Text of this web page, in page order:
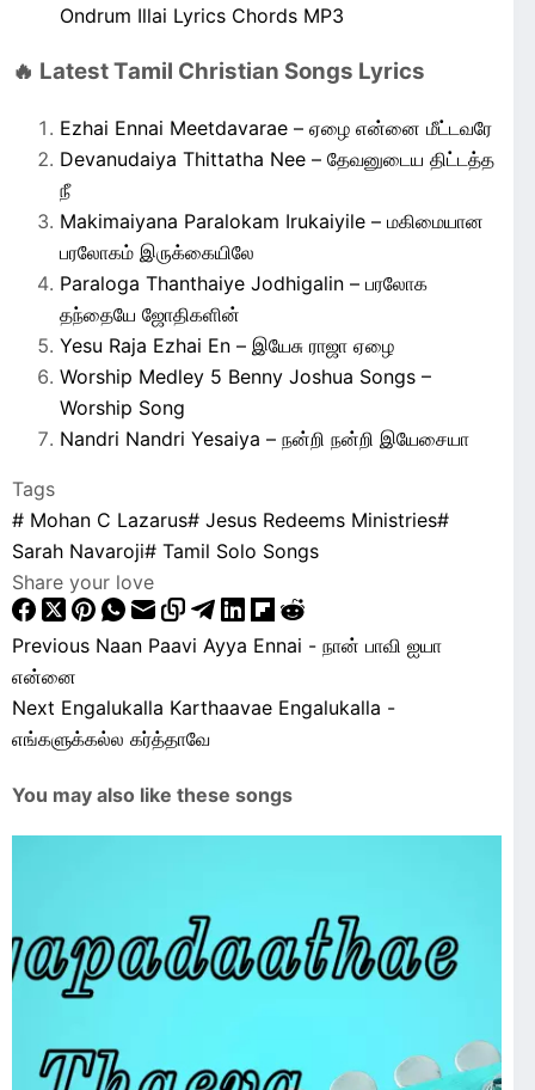
Ondrum Illai Lyrics Chords MP3
🔥 Latest Tamil Christian Songs Lyrics
Ezhai Ennai Meetdavarae – ஏழை என்னை மீட்டவரே
Devanudaiya Thittatha Nee – தேவனுடைய திட்டத்த
நீ
Makimaiyana Paralokam Irukaiyile – மகிமையான
பரலோகம் இருக்கையிலே
Paraloga Thanthaiye Jodhigalin – பரலோக
தந்தையே ஜோதிகளின்
Yesu Raja Ezhai En – இயேசு ராஜா ஏழை
Worship Medley 5 Benny Joshua Songs –
Worship Song
Nandri Nandri Yesaiya – நன்றி நன்றி இயேசையா
Tags
# Mohan C Lazarus# Jesus Redeems Ministries#
Sarah Navaroji# Tamil Solo Songs
Share your love
Previous Naan Paavi Ayya Ennai - நான் பாவி ஐயா
என்னை
Next Engalukalla Karthaavae Engalukalla -
எங்களுக்கல்ல கர்த்தாவே
You may also like these songs